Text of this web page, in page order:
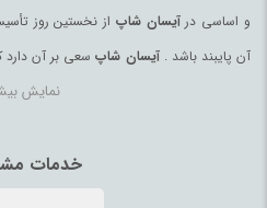
و اساسی درآیسان شاپ از نخستین روز
آن پایبند باشد .آیسان شاپ سعی بر آن دارد
بیفزاید تا بتواند نیاز همه ی افراد با هر نوع
آیسان شاپحسب
مربوطه می باشند و فعالیتهای این سایت
نمایش
خدمات